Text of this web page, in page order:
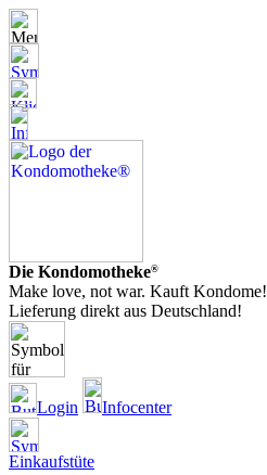
Die Kondomotheke®
Make love, not war. Kauft Kondome!
Lieferung direkt aus Deutschland!
Login Infocenter
Einkaufstüte